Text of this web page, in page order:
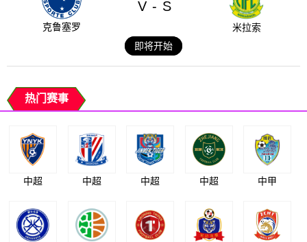
克鲁塞罗
V - S
米拉索
即将开始
热门赛事
中超 中超 中超 中超 中甲